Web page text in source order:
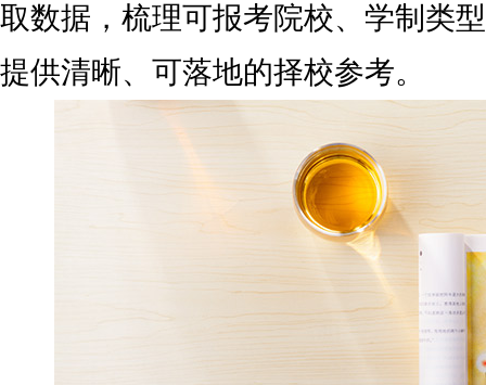
取数据，梳理可报考院校、学制类
提供清晰、可落地的择校参考。